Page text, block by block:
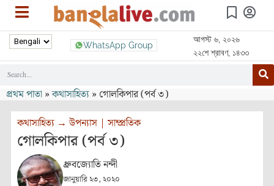
WhatsApp Group
আগস্ট ৬, ২০২৬
২২শে শ্রাবণ, ১৪৩৩
প্রথম পাতা »কথাসাহিত্য » গোলকিপার (পর্ব ৩)
কথাসাহিত্য →উপন্যাস |সাম্প্রতিক
গোলকিপার (পর্ব ৩)
ধ্রুবজ্যোতি নন্দী
জানুয়ারি ২৩, ২০২০